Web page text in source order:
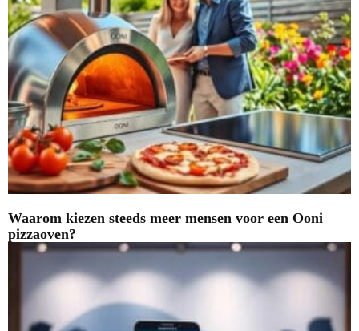
Waarom kiezen steeds meer mensen voor een Ooni
pizzaoven?